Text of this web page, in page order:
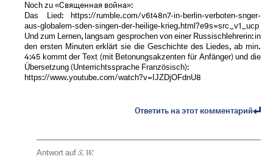
Noch zu «Священная война»:
Das Lied: https://rumble.com/v6t48n7-in-berlin-verboten-snger-
aus-globalem-sden-singen-der-heilige-krieg.html?e9s=src_v1_ucp
Und zum Lernen, langsam gesprochen von einer Russischlehrerin: in
den ersten Minuten erklärt sie die Geschichte des Liedes, ab min.
4:45 kommt der Text (mit Betonungsakzenten für Anfänger) und die
Übersetzung (Unterrichtssprache Französisch):
https://www.youtube.com/watch?v=IJZDjOFdnU8
Ответить на этот комментарий
Antwort auf S. W.